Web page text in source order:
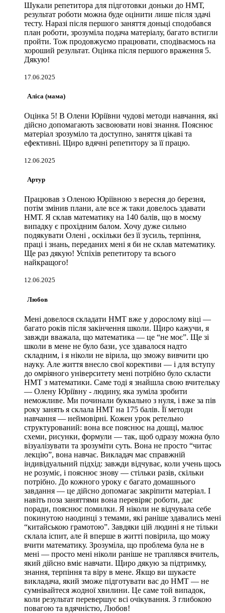
Шукали репетитора для підготовки доньки до НМТ,
результат роботи можна буде оцінити лише після здачі
тесту. Наразі після першого заняття доньці сподобався
план роботи, зрозуміла подача матеріалу, багато встигли
пройти. Тож продовжуємо працювати, сподіваємось на
хороший результат. Оцінка після першого враження 5.
Дякую!
17.06.2025
Аліса (мама)
Оцінка 5! В Олени Юріївни чудові методи навчання, які
дійсно допомагають засвоювати нові знання. Пояснює
матеріал зрозуміло та доступно, заняття цікаві та
ефективні. Щиро вдячні репетитору за її працю.
12.06.2025
Артур
Працював з Оленою Юріївною з вересня до березня,
потім змінив плани, але все ж таки довелось здавати
НМТ. Я склав математику на 140 балів, що в моєму
випадку є прохідним балом. Хочу дуже сильно
подякувати Олені , оскільки без її зусиль, терпіння,
праці і знань, переданих мені я би не склав математику.
Ще раз дякую! Успіхів репетитору та всього
найкращого!
12.06.2025
Любов
Мені довелося складати НМТ вже у дорослому віці —
багато років після закінчення школи. Щиро кажучи, я
завжди вважала, що математика — це “не моє”. Ще зі
школи в мене не було бази, усе здавалося надто
складним, і я ніколи не вірила, що зможу вивчити цю
науку. Але життя внесло свої корективи — і для вступу
до омріяного університету мені потрібно було скласти
НМТ з математики. Саме тоді я знайшла свою вчительку
— Олену Юріївну - людину, яка зуміла зробити
неможливе. Ми починали буквально з нуля, і вже за пів
року занять я склала НМТ на 175 балів. Її методи
навчання — неймовірні. Кожен урок ретельно
структурований: вона все пояснює на дошці, малює
схеми, рисунки, формули — так, щоб одразу можна було
візуалізувати та зрозуміти суть. Вона не просто “читає
лекцію”, вона навчає. Викладач має справжній
індивідуальний підхід: завжди відчуває, коли учень щось
не розуміє, і пояснює знову — стільки разів, скільки
потрібно. До кожного уроку є багато домашнього
завдання — це дійсно допомагає закріпити матеріал. І
навіть поза заняттями вона перевіряє роботи, дає
поради, пояснює помилки. Я ніколи не відчувала себе
покинутою наодинці з темами, які раніше здавались мені
“китайською грамотою”. Завдяки цій людині я не тільки
склала іспит, але й вперше в житті повірила, що можу
вчити математику. Зрозуміла, що проблема була не в
мені — просто мені ніколи раніше не траплявся вчитель,
який дійсно вміє навчати. Щиро дякую за підтримку,
знання, терпіння та віру в мене. Якщо ви шукаєте
викладача, який зможе підготувати вас до НМТ — не
сумнівайтеся жодної хвилини. Це саме той випадок,
коли результат перевершує всі очікування. З глибокою
повагою та вдячністю, Любов!